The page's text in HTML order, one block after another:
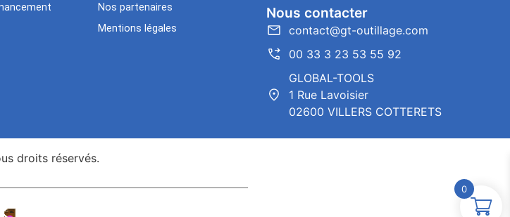
Nos partenaires
Mentions légales
Nous contacter
contact@gt-outillage.com
00 33 3 23 53 55 92
GLOBAL-TOOLS
1 Rue Lavoisier
02600 VILLERS COTTERETS
droits réservés.
0